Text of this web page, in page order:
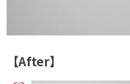
【After】